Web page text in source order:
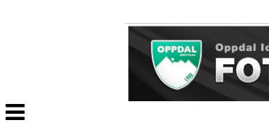
Veksle
navigasjon